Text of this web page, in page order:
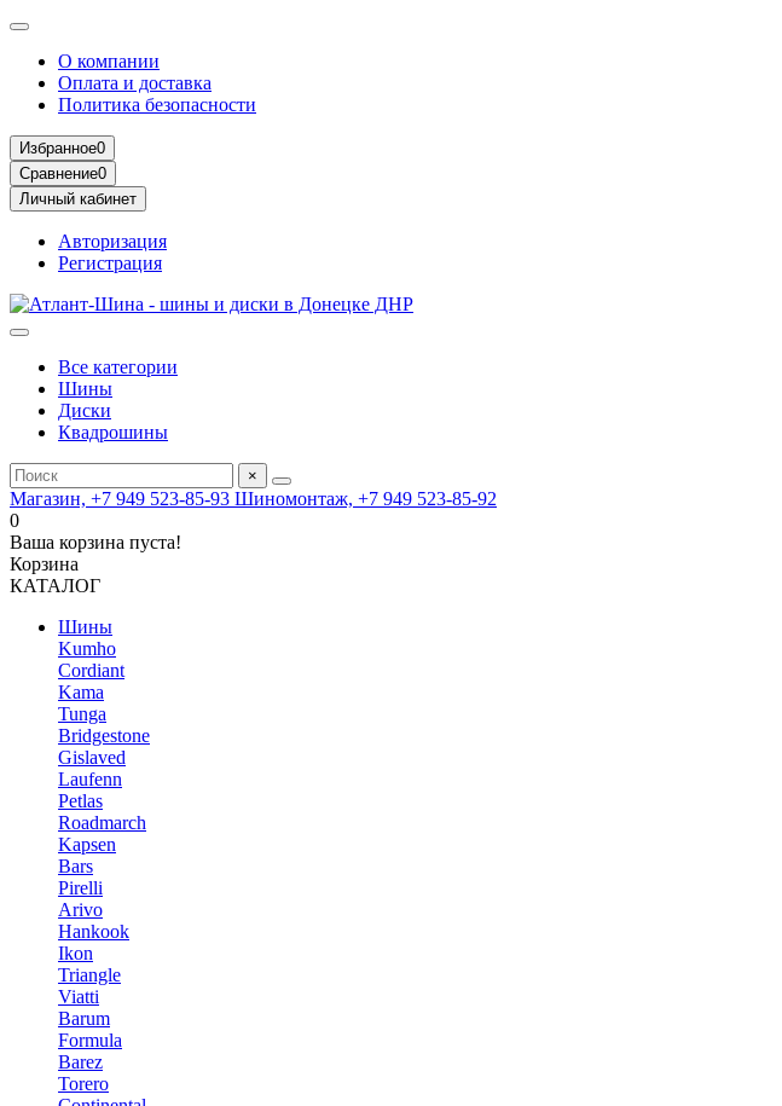
О компании
Оплата и доставка
Политика безопасности
Избранное0
Сравнение0
Личный кабинет
Авторизация
Регистрация
Все категории
Шины
Диски
Квадрошины
×
Магазин, +7 949 523-85-93 Шиномонтаж, +7 949 523-85-92
0
Ваша корзина пуста!
Корзина
КАТАЛОГ
Шины
Kumho
Cordiant
Kama
Tunga
Bridgestone
Gislaved
Laufenn
Petlas
Roadmarch
Kapsen
Bars
Pirelli
Arivo
Hankook
Ikon
Triangle
Viatti
Barum
Formula
Barez
Torero